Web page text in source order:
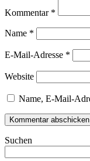
Kommentar *
Name *
E-Mail-Adresse *
Website
Name, E-Mail-
Suchen